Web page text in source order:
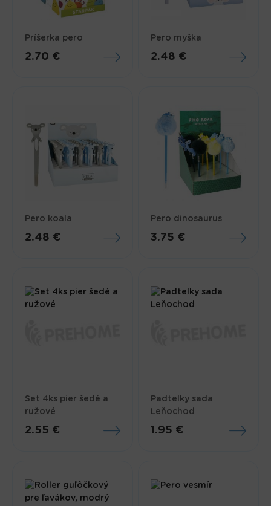
Príšerka pero
2.70 €
Pero myška
2.48 €
Pero koala
2.48 €
Pero dinosaurus
3.75 €
Set 4ks pier šedé a
ružové
2.55 €
Padtelky sada
Leňochod
1.95 €